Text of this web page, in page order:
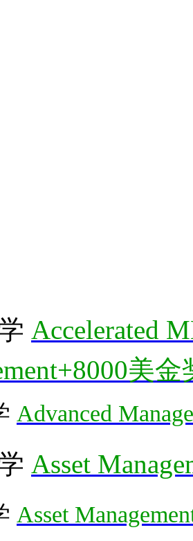
Accelerated
美
Advanced
Asset
Asset